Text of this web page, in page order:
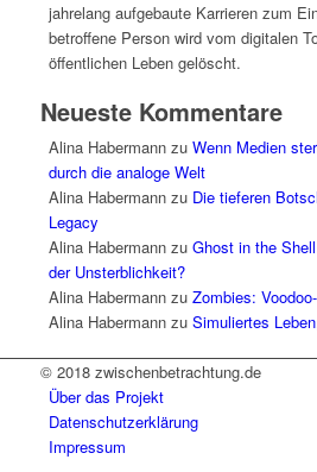
jahrelang aufgebaute Karrieren zum
betroffene Person wird vom digitalen
öffentlichen Leben gelöscht.
Neueste Kommentare
Alina Habermannzu Wenn Medien
durch die analoge Welt
Alina Habermannzu Die tieferen
Legacy
Alina Habermannzu Ghost in the
der Unsterblichkeit?
Alina Habermannzu Zombies:
Alina Habermannzu Simuliertes
© 2018 zwischenbetrachtung.de
Über das Projekt
Datenschutzerklärung
Impressum